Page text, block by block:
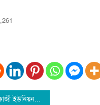
বিশ্বনাথের লামাকাজী ইউনিয়ন ছাত্রলীগের আনন্দ মিছিল